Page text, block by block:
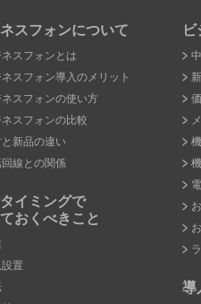
スフォンについて
ネスフォンとは
ネスフォン導入のメリット
ネスフォンの使い方
ネスフォンの比較
新品の違い
回線との関係
イミングで
おくべきこと
置
導